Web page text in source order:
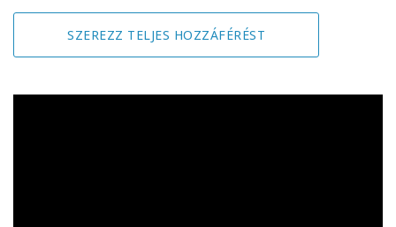
SZEREZZ TELJES HOZZÁFÉRÉST